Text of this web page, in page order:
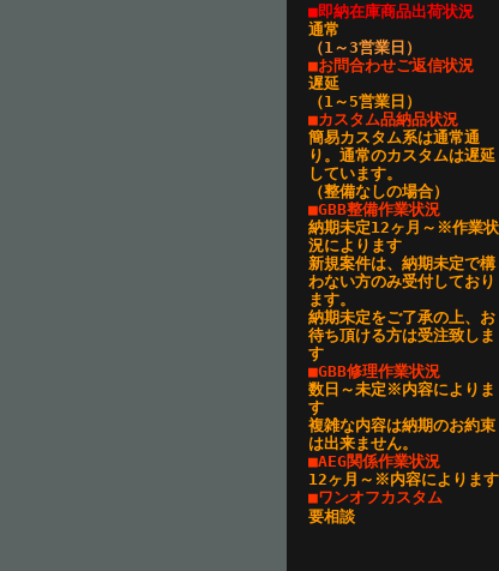
■即納在庫商品出荷状況
通常
（1～3営業日 ）
■お問合わせご返信状況
遅延
（1～5営業日）
■カスタム品納品状況
簡易カスタム系は通常通
り。通常のカスタムは遅延
しています。
（整備なしの場合）
■GBB整備作業状況
納期未定12ヶ月～※作業状
況によります
新規案件は、納期未定で構
わない方のみ受付しており
ます。
納期未定をご了承の上、お
待ち頂ける方は受注致しま
す
■GBB修理作業状況
数日～未定※内容によりま
す
複雑な内容は納期のお約束
は出来ません。
■AEG関係作業状況
12ヶ月～※内容によります
■ワンオフカスタム
要相談